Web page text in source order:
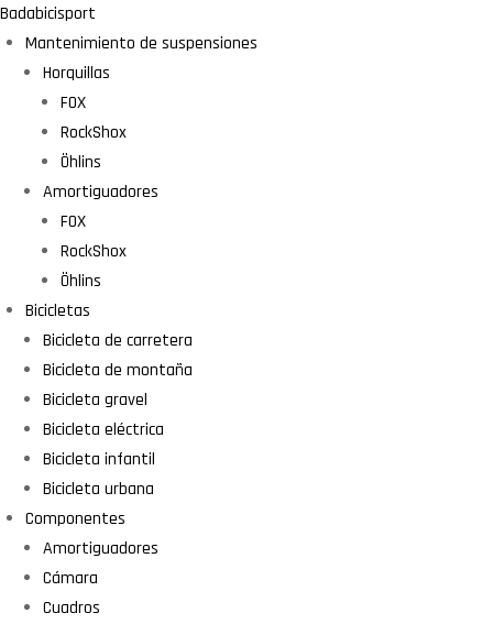
Badabicisport
Mantenimiento de suspensiones
Horquillas
FOX
RockShox
Öhlins
Amortiguadores
FOX
RockShox
Öhlins
Bicicletas
Bicicleta de carretera
Bicicleta de montaña
Bicicleta gravel
Bicicleta eléctrica
Bicicleta infantil
Bicicleta urbana
Componentes
Amortiguadores
Cámara
Cuadros